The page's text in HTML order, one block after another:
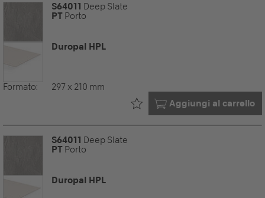
S64011 Deep Slate
PT Porto
Duropal HPL
Formato: 297 x 210 mm
Aggiungi al carrello
Già nel tuo
S64011 Deep Slate
PT Porto
Duropal HPL